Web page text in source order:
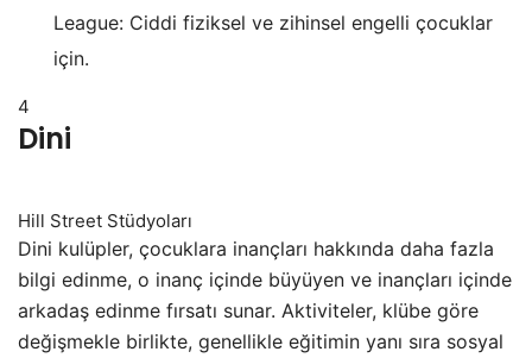
League: Ciddi fiziksel ve zihinsel engelli çocuklar
için.
4
Dini
Hill Street Stüdyoları
Dini kulüpler, çocuklara inançları hakkında daha fazla
bilgi edinme, o inanç içinde büyüyen ve inançları içinde
arkadaş edinme fırsatı sunar. Aktiviteler, klübe göre
değişmekle birlikte, genellikle eğitimin yanı sıra sosyal